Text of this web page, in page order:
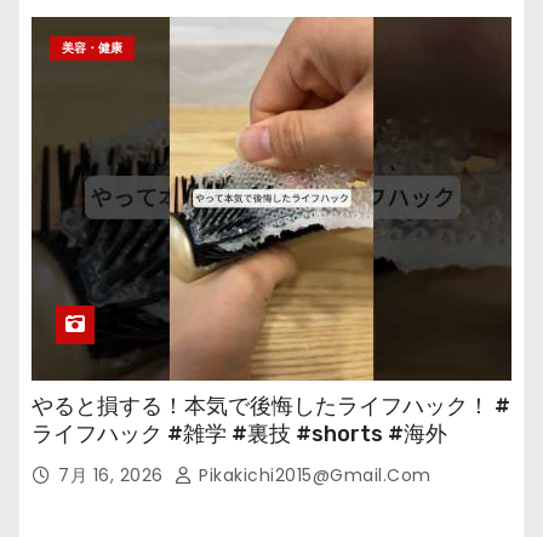
美容・健康
やると損する！本気で後悔したライフハック！ #
ライフハック #雑学 #裏技 #shorts #海外
7月 16, 2026 Pikakichi2015@gmail.com